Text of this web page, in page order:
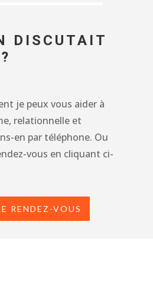
DISCUTAIT
je peux vous aider à
relationnelle et
en par téléphone. Ou
vous en cliquant ci-
RENDEZ-VOUS